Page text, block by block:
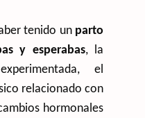
tenido un parto
y esperabas, la
el
relacionado con
hormonales